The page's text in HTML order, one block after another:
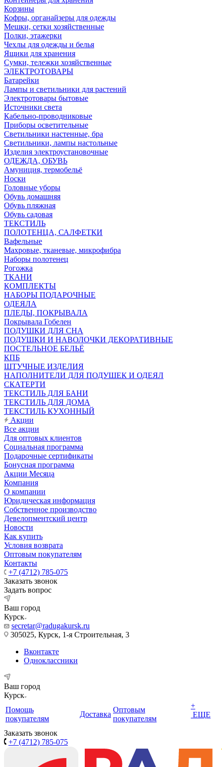
Корзины
Кофры, органайзеры для одежды
Мешки, сетки хозяйственные
Полки, этажерки
Чехлы для одежды и белья
Ящики для хранения
Сумки, тележки хозяйственные
ЭЛЕКТРОТОВАРЫ
Батарейки
Лампы и светильники для растений
Электротовары бытовые
Источники света
Кабельно-проводниковые
Приборы осветительные
Светильники настенные, бра
Светильники, лампы настольные
Изделия электроустановочные
ОДЕЖДА, ОБУВЬ
Амуниция, термобельё
Носки
Головные уборы
Обувь домашняя
Обувь пляжная
Обувь садовая
ТЕКСТИЛЬ
ПОЛОТЕНЦА, САЛФЕТКИ
Вафельные
Махровые, тканевые, микрофибра
Наборы полотенец
Рогожка
ТКАНИ
КОМПЛЕКТЫ
НАБОРЫ ПОДАРОЧНЫЕ
ОДЕЯЛА
ПЛЕДЫ, ПОКРЫВАЛА
Покрывала Гобелен
ПОДУШКИ ДЛЯ СНА
ПОДУШКИ И НАВОЛОЧКИ ДЕКОРАТИВНЫЕ
ПОСТЕЛЬНОЕ БЕЛЬЁ
КПБ
ШТУЧНЫЕ ИЗДЕЛИЯ
НАПОЛНИТЕЛИ ДЛЯ ПОДУШЕК И ОДЕЯЛ
СКАТЕРТИ
ТЕКСТИЛЬ ДЛЯ БАНИ
ТЕКСТИЛЬ ДЛЯ ДОМА
ТЕКСТИЛЬ КУХОННЫЙ
Акции
Все акции
Для оптовых клиентов
Социальная программа
Подарочные сертификаты
Бонусная программа
Акции Месяца
Компания
О компании
Юридическая информация
Собственное производство
Девелопментский центр
Новости
Как купить
Условия возврата
Оптовым покупателям
Контакты
+7 (4712) 785-075
Заказать звонок
Задать вопрос
Ваш город
Курск
secretar@radugakursk.ru
305025, Курск, 1-я Строительная, 3
Вконтакте
Одноклассники
Ваш город
Курск
Помощь
покупателям
Доставка
Оптовым
покупателям
+
ЕЩЕ
Заказать звонок
+7 (4712) 785-075